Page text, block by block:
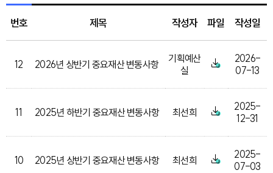
번호 제목 작성자 파일 작성일
12 2026년 상반기 중요재산 변동사항
기획예산
실
2026-
07-13
11 2025년 하반기 중요재산 변동사항 최선희
2025-
12-31
10 2025년 상반기 중요재산 변동사항 최선희
2025-
07-03